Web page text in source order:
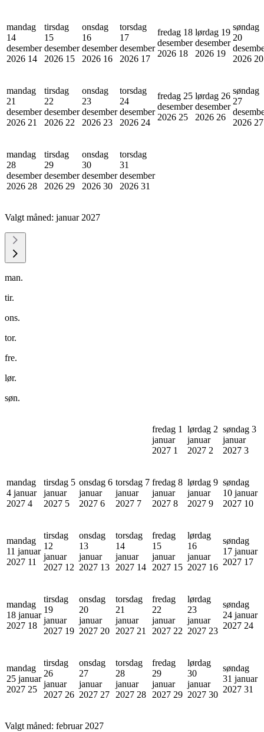
mandag
14
desember
2026 14
tirsdag
15
desember
2026 15
onsdag
16
desember
2026 16
torsdag
17
desember
2026 17
fredag 18
desember
2026 18
lørdag 19
desember
2026 19
søndag
20
2026 20
mandag
21
desember
2026 21
tirsdag
22
desember
2026 22
onsdag
23
desember
2026 23
torsdag
24
desember
2026 24
fredag 25
desember
2026 25
lørdag 26
desember
2026 26
søndag
27
2026 27
mandag
28
desember
2026 28
tirsdag
29
desember
2026 29
onsdag
30
desember
2026 30
torsdag
31
desember
2026 31
Valgt måned: januar 2027
man.
tir.
ons.
tor.
fre.
lør.
søn.
fredag 1
januar
2027 1
lørdag 2
januar
2027 2
søndag 3
januar
2027 3
mandag
4 januar
2027 4
tirsdag 5
januar
2027 5
onsdag 6
januar
2027 6
torsdag 7
januar
2027 7
fredag 8
januar
2027 8
lørdag 9
januar
2027 9
søndag
10 januar
2027 10
mandag
11 januar
2027 11
tirsdag
12
januar
2027 12
onsdag
13
januar
2027 13
torsdag
14
januar
2027 14
fredag
15
januar
2027 15
lørdag
16
januar
2027 16
søndag
17 januar
2027 17
mandag
18 januar
2027 18
tirsdag
19
januar
2027 19
onsdag
20
januar
2027 20
torsdag
21
januar
2027 21
fredag
22
januar
2027 22
lørdag
23
januar
2027 23
søndag
24 januar
2027 24
mandag
25 januar
2027 25
tirsdag
26
januar
2027 26
onsdag
27
januar
2027 27
torsdag
28
januar
2027 28
fredag
29
januar
2027 29
lørdag
30
januar
2027 30
søndag
31 januar
2027 31
Valgt måned: februar 2027